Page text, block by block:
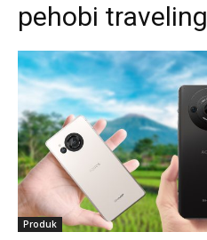
pehobi traveling
Produk